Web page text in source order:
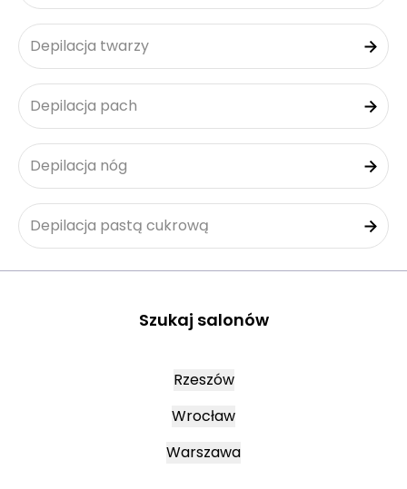
Depilacja twarzy
Depilacja pach
Depilacja nóg
Depilacja pastą cukrową
Szukaj salonów
Rzeszów
Wrocław
Warszawa